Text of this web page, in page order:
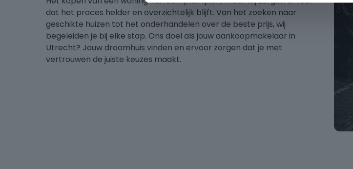
dat het proces helder en overzichtelijk blijft. Van het zoeken naar
geschikte huizen tot het onderhandelen over de beste prijs, wij
begeleiden je bij elke stap. Ons doel als jouw aankoopmakelaar in
Utrecht? Jouw droomhuis vinden en ervoor zorgen dat je met
vertrouwen de juiste keuzes maakt.